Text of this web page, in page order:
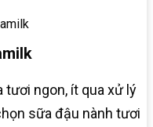
ngon, ít qua xử lý
sữa đậu nành tươi